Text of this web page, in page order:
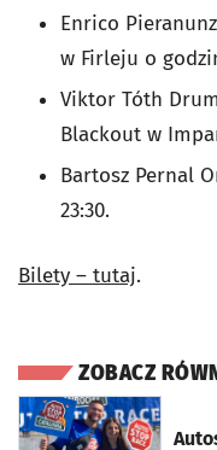
Enrico
w Firleju o
Viktor Tóth
Blackout w
Bartosz Pernal
23:30.
Bilety – tutaj.
ZOBACZ
otworzy się w nowej